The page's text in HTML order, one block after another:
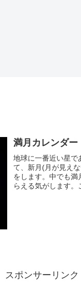
満月カレンダ
地球に一番近い星で
て、新月(月が見え
をします。中でも満
らえる気がします。
スポンサーリンク